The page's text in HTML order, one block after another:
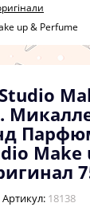
up & Perfume
Make
Артикул: 18138